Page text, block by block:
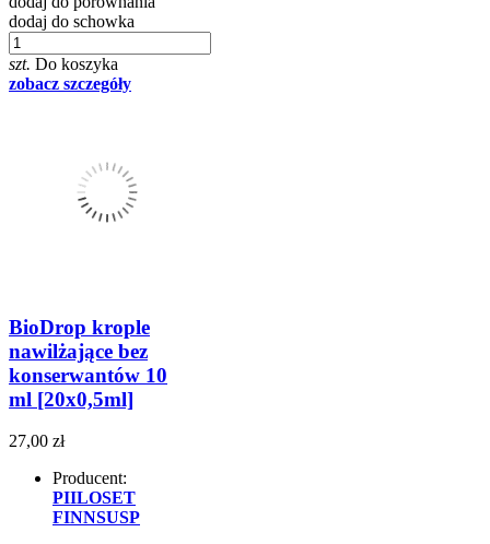
dodaj do schowka
szt. Do koszyka
zobacz szczegóły
BioDrop krople
nawilżające bez
konserwantów 10
ml [20x0,5ml]
27,00 zł
Producent:
PIILOSET
FINNSUSP